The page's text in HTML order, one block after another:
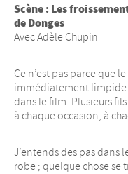
Scène : Les
de Donges
Avec Adèle Chupin
Ce n’est pas parce que
immédiatement limpide
dans le film. Plusieurs
à chaque occasion, à
J’entends des pas dans
robe ; quelque chose se